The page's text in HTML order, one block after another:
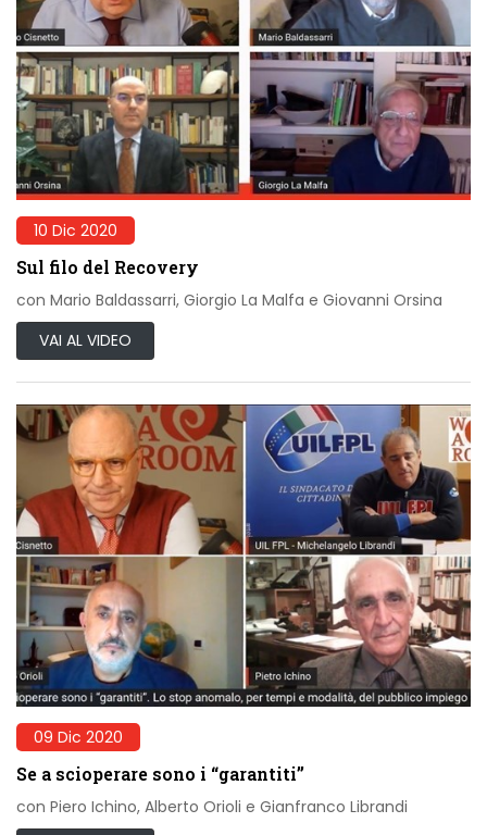
10 Dic 2020
Sul filo del Recovery
con Mario Baldassarri, Giorgio La Malfa e Giovanni Orsina
VAI AL VIDEO
09 Dic 2020
Se a scioperare sono i “garantiti”
con Piero Ichino, Alberto Orioli e Gianfranco Librandi